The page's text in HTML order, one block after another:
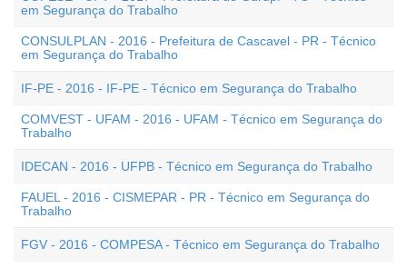
em Segurança do Trabalho
CONSULPLAN - 2016 - Prefeitura de Cascavel - PR - Técnico
em Segurança do Trabalho
IF-PE - 2016 - IF-PE - Técnico em Segurança do Trabalho
COMVEST - UFAM - 2016 - UFAM - Técnico em Segurança do
Trabalho
IDECAN - 2016 - UFPB - Técnico em Segurança do Trabalho
FAUEL - 2016 - CISMEPAR - PR - Técnico em Segurança do
Trabalho
FGV - 2016 - COMPESA - Técnico em Segurança do Trabalho